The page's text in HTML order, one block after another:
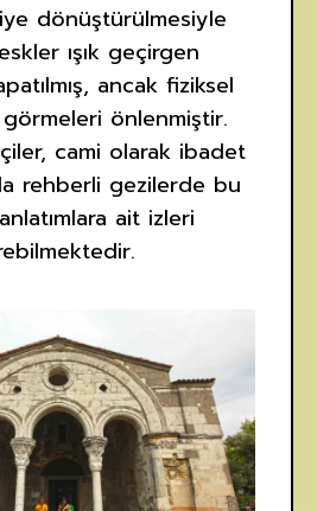
dönüştürülmesiyle
ışık geçirgen
ancak fiziksel
önlenmiştir.
cami olarak ibadet
rehberli gezilerde bu
ait izleri